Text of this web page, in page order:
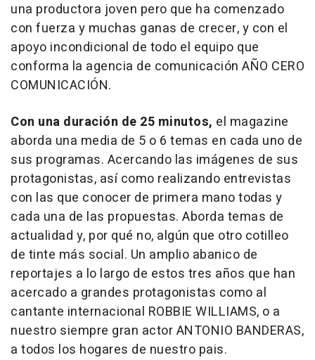
una productora joven pero que ha comenzado
con fuerza y muchas ganas de crecer, y con el
apoyo incondicional de todo el equipo que
conforma la agencia de comunicación AÑO CERO
COMUNICACIÓN.
Con una duración de 25 minutos, el magazine
aborda una media de 5 o 6 temas en cada uno de
sus programas. Acercando las imágenes de sus
protagonistas, así como realizando entrevistas
con las que conocer de primera mano todas y
cada una de las propuestas. Aborda temas de
actualidad y, por qué no, algún que otro cotilleo
de tinte más social. Un amplio abanico de
reportajes a lo largo de estos tres años que han
acercado a grandes protagonistas como al
cantante internacional ROBBIE WILLIAMS, o a
nuestro siempre gran actor ANTONIO BANDERAS,
a todos los hogares de nuestro pais.